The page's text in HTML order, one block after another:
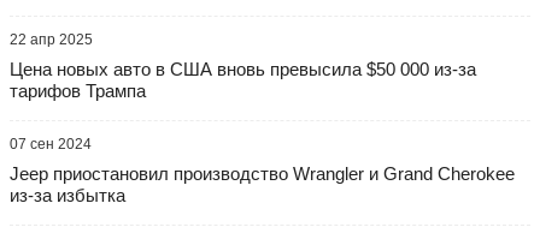
22 апр 2025
Цена новых авто в США вновь превысила $50 000 из-за
тарифов Трампа
07 сен 2024
Jeep приостановил производство Wrangler и Grand Cherokee
из-за избытка